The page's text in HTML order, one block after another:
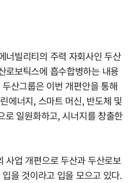
너빌리티의 주력 자회사인 두산
로보틱스에 흡수합병하는 내용
산그룹은 이번 개편안을 통해
에너지, 스마트 머신, 반도체 및
로 일원화하고, 시너지를 창출한
사업 개편으로 두산과 두산로보
을 것이라고 입을 모으고 있다.